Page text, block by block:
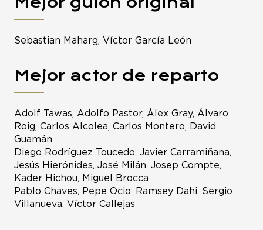
Sebastian Maharg, Víctor García León
Mejor actor de reparto
Adolf Tawas, Adolfo Pastor, Álex Gray, Álvaro
Roig, Carlos Alcolea, Carlos Montero, David
Guamán
Diego Rodríguez Toucedo, Javier Carramiñana,
Jesús Hierónides, José Milán, Josep Compte,
Kader Hichou, Miguel Brocca
Pablo Chaves, Pepe Ocio, Ramsey Dahi, Sergio
Villanueva, Víctor Callejas